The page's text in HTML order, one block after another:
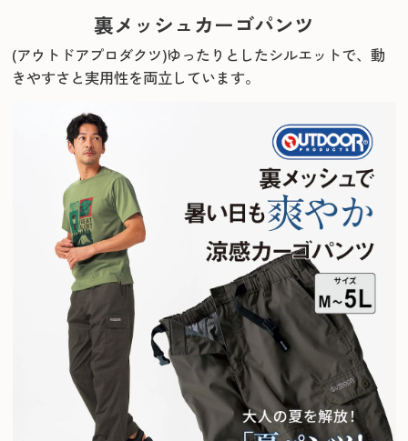
裏メッシュカーゴパンツ
(アウトドアプロダクツ)ゆったりとしたシルエットで、動
きやすさと実用性を両立しています。